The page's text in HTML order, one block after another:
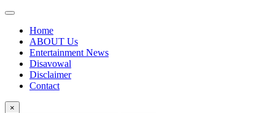
Home
ABOUT Us
Entertainment News
Disavowal
Disclaimer
Contact
×